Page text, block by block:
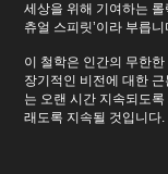
세상을 위해 기여하는 롤
츄얼 스피릿’이라 부릅니
이 철학은 인간의 무한
장기적인 비전에 대한
는 오랜 시간 지속되도
래도록 지속될 것입니다.